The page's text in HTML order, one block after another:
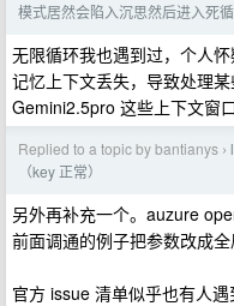
模式居然会陷入沉思然后进入死
无限循环我也遇到过，个人
记忆上下文丢失，导致处理
Gemini2.5pro 这些上下文窗
Replied to a topic by bantianys ›
（key 正常）
另外再补充一个。auzure
前面调通的例子把参数改成
官方 issue 清单似乎也有人遇